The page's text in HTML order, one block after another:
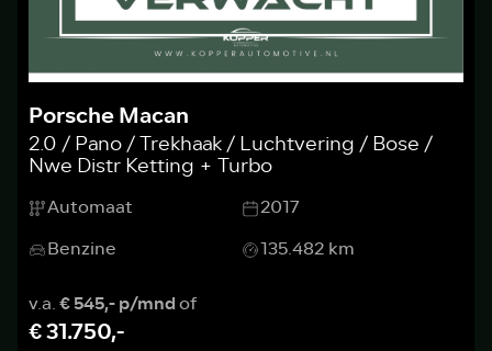
Porsche Macan
2.0 / Pano / Trekhaak / Luchtvering / Bose /
Nwe Distr Ketting + Turbo
Automaat
2017
Benzine
135.482 km
v.a.€ 545,- p/mndof
€ 31.750,-